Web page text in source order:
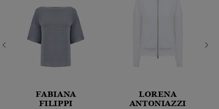
FABIANA
FILIPPI
LORENA
ANTONIAZZI